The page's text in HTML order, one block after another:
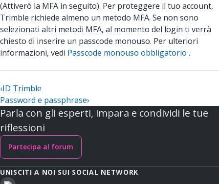
(Attiverò la MFA in seguito). Per proteggere il tuo account,
Trimble richiede almeno un metodo MFA. Se non sono
selezionati altri metodi MFA, al momento del login ti verrà
chiesto di inserire un passcode monouso. Per ulteriori
informazioni, vedi Passcode monouso obbligatorio .
‹ID Trimble
Password e passphrase›
Parla con gli esperti, impara e condividi le tue
riflessioni
Partecipa al forum
UNISCITI A NOI SUI SOCIAL NETWORK